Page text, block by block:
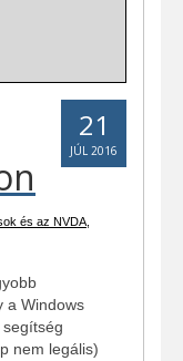
21
JÚL 2016
és az NVDA,
a Windows
nem legális)